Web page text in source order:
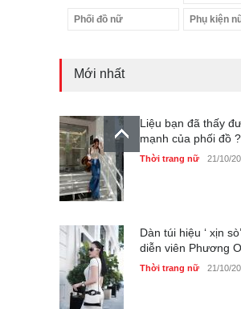
Phối đồ nữ Phụ kiện
Mới nhất
Liệu bạn đã thấy
mạnh của phối đồ ?
Thời trang nữ 21/10/
Dàn túi hiệu ‘ xịn
diễn viên Phương
Thời trang nữ 21/10/